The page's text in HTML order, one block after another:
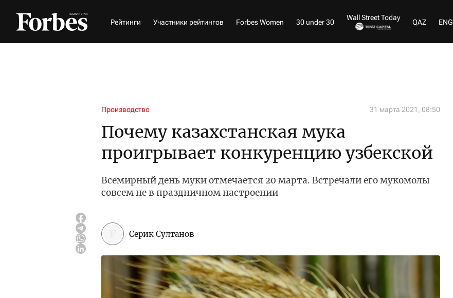
Рейтинги Участники рейтингов Forbes Women 30 under 30
Wall Street Today
QAZ ENG
Производство 31 марта 2021, 08:50
Почему казахстанская мука
проигрывает конкуренцию узбекской
Всемирный день муки отмечается 20 марта. Встречали его мукомолы
совсем не в праздничном настроении
Серик Султанов